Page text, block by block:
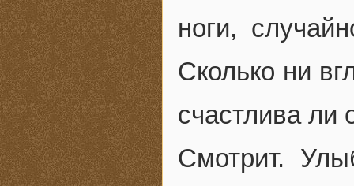
ноги,
Сколько ни
счастлива ли
Смотрит.